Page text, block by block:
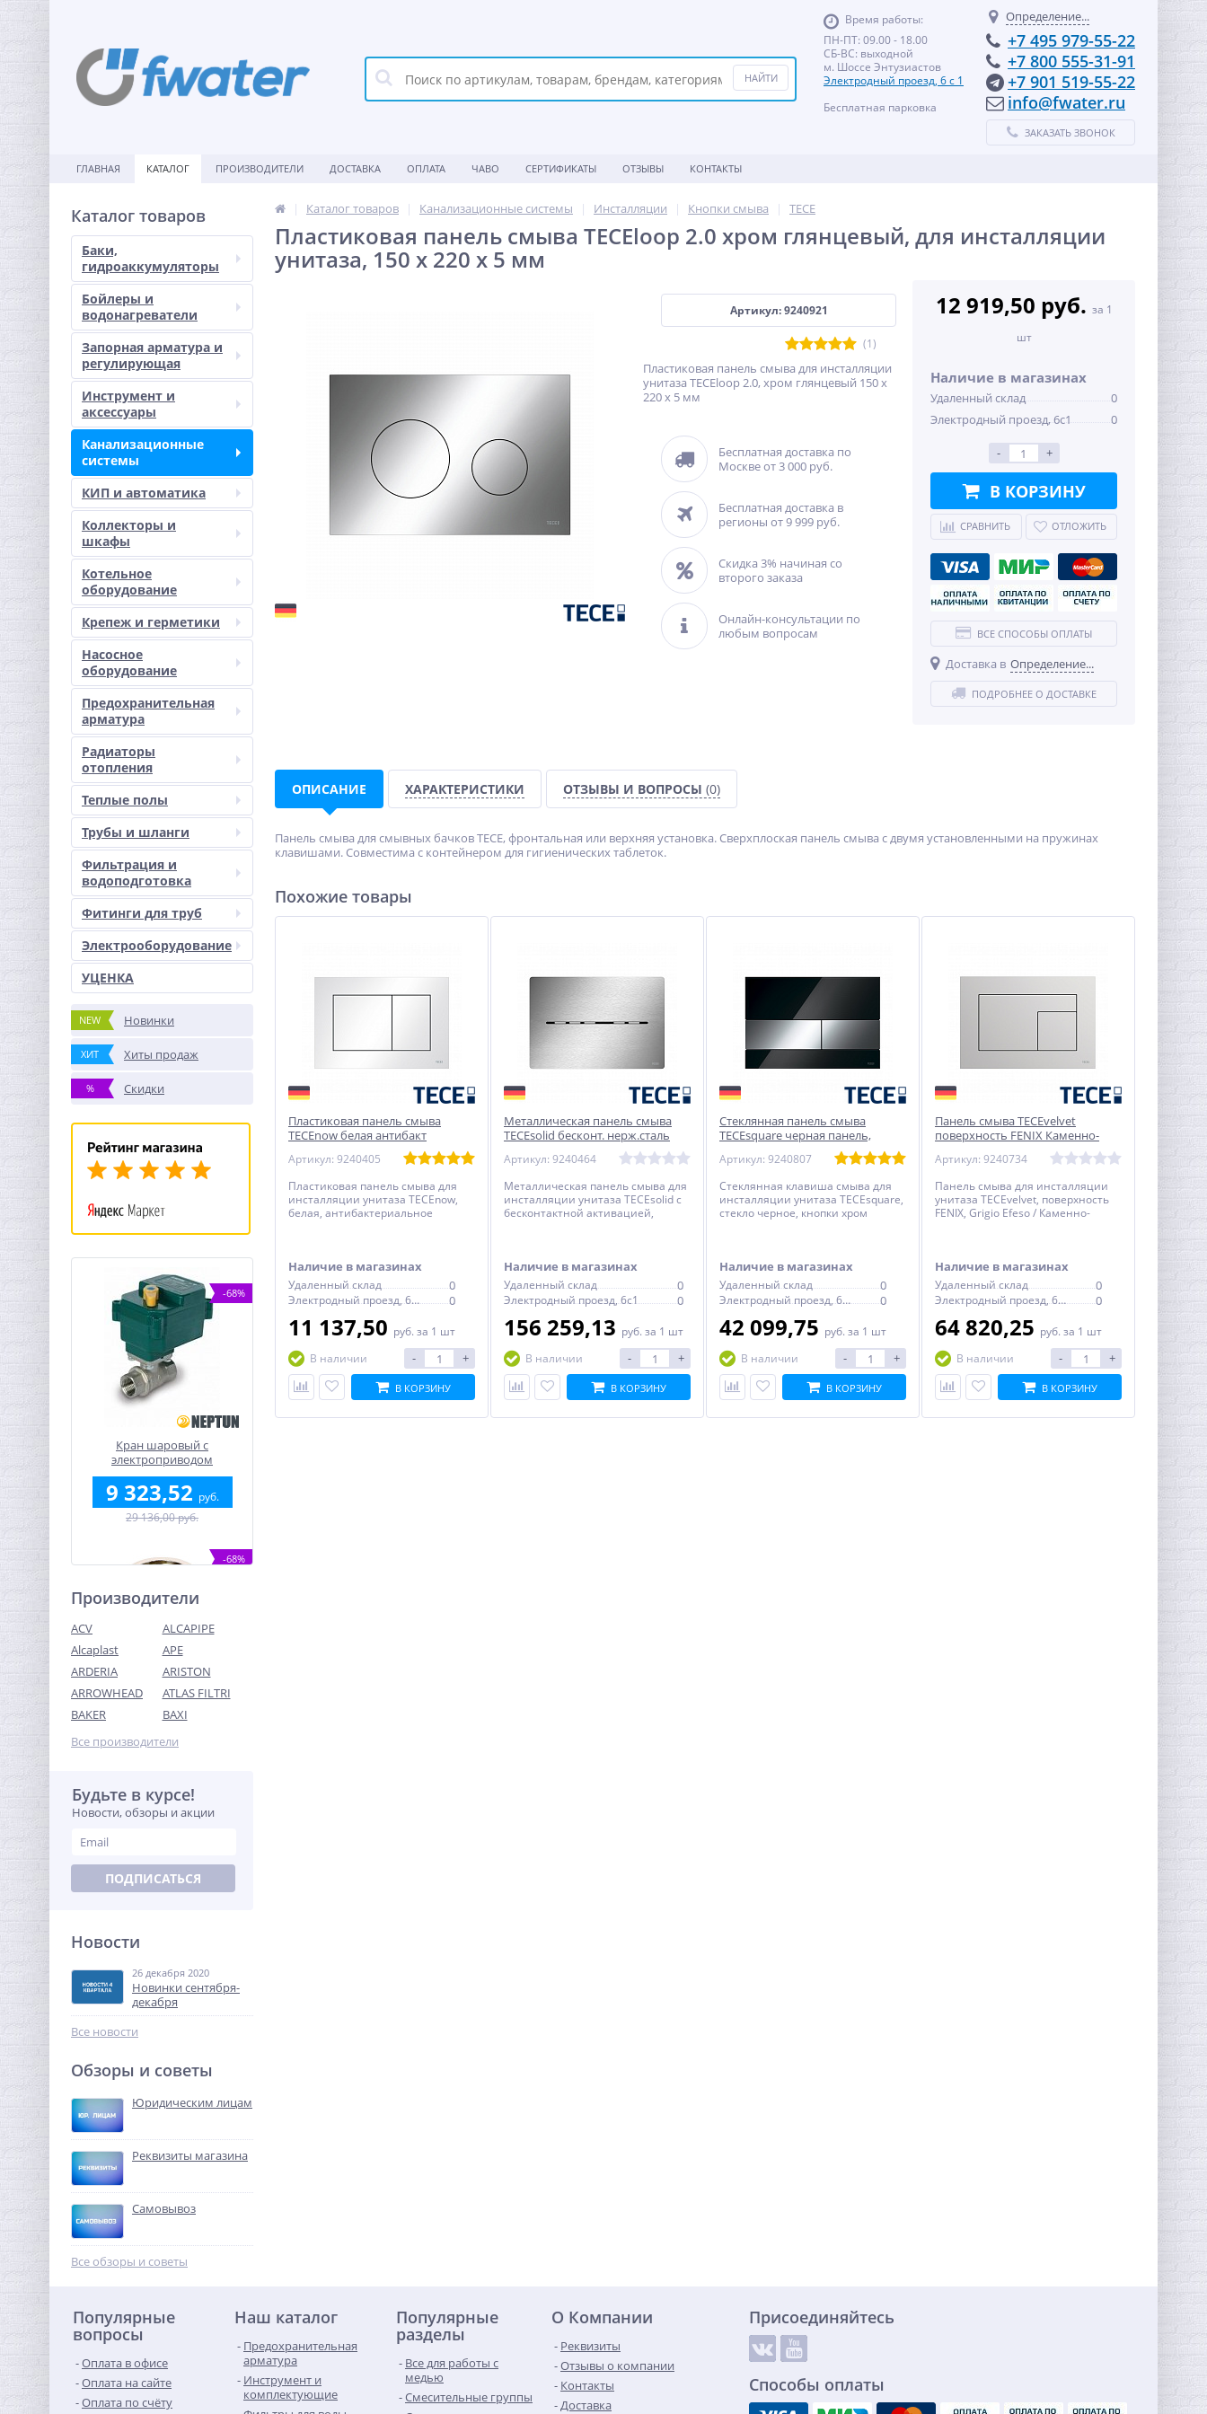
Время работы:
ПН-ПТ: 09.00 - 18.00
СБ-ВС: выходной
м. Шоссе Энтузиастов
Электродный проезд, 6 с 1
Бесплатная парковка
Определение...
+7 495 979-55-22
+7 800 555-31-91
+7 901 519-55-22
info@fwater.ru
ЗАКАЗАТЬ ЗВОНОК
ГЛАВНАЯ КАТАЛОГ ПРОИЗВОДИТЕЛИ ДОСТАВКА ОПЛАТА ЧАВО СЕРТИФИКАТЫ ОТЗЫВЫ КОНТАКТЫ
Каталог товаров
Баки,
гидроаккумуляторы
Бойлеры и
водонагреватели
Запорная арматура и
регулирующая
Инструмент и
аксессуары
Канализационные
системы
КИП и автоматика
Коллекторы и
шкафы
Котельное
оборудование
Крепеж и герметики
Насосное
оборудование
Предохранительная
арматура
Радиаторы
отопления
Теплые полы
Трубы и шланги
Фильтрация и
водоподготовка
Фитинги для труб
Электрооборудование
УЦЕНКА
NEW Новинки
ХИТ Хиты продаж
% Скидки
-68%
Кран шаровый с
электроприводом
BugattiPro 12В 3/4"
9 323,52 руб.
29 136,00 руб.
-68%
Тройник резьбовой (ВР)
1/2" никель UNI-FITT
233,92
Ниппель резьбовой 2" (НР)
никель UNI-FITT
916,80
Муфта резьбовая 3/8" x
3/8" (ВР) никель UNI-FITT
487,00 руб.
-68%
Производители
ACV
ALCAPIPE
Alcaplast
APE
ARDERIA
ARISTON
ARROWHEAD
ATLAS FILTRI
BAKER
BAXI
Все производители
Будьте в курсе!
Новости, обзоры и акции
ПОДПИСАТЬСЯ
Новости
26 декабря 2020
Новинки сентября-
декабря
Все новости
Обзоры и советы
Юридическим лицам
Реквизиты магазина
Самовывоз
Все обзоры и советы
Каталог товаров Канализационные системы Инсталляции Кнопки смыва TECE
Пластиковая панель смыва TECEloop 2.0 хром глянцевый, для инсталляции
унитаза, 150 x 220 x 5 мм
Артикул: 9240921
(1)
Пластиковая панель смыва для инсталляции
унитаза TECEloop 2.0, хром глянцевый 150 x
220 x 5 мм
Бесплатная доставка по
Москве от 3 000 руб.
Бесплатная доставка в
регионы от 9 999 руб.
Скидка 3% начиная со
второго заказа
Онлайн-консультации по
любым вопросам
12 919,50 руб. за 1
шт
Наличие в магазинах
Удаленный склад
0
Электродный проезд, 6с1
0
- +
В КОРЗИНУ
СРАВНИТЬ ОТЛОЖИТЬ
ВСЕ СПОСОБЫ ОПЛАТЫ
Доставка в Определение...
ПОДРОБНЕЕ О ДОСТАВКЕ
ОПИСАНИЕ ХАРАКТЕРИСТИКИ ОТЗЫВЫ И ВОПРОСЫ (0)
Панель смыва для смывных бачков TECE, фронтальная или верхняя установка. Сверхплоская панель смыва с двумя установленными на пружинах
клавишами. Совместима с контейнером для гигиенических таблеток.
Похожие товары
Пластиковая панель смыва
TECEnow белая антибакт
покрытие для инсталляции
унитаза 150 x 220 x 5 мм
Артикул: 9240405
Пластиковая панель смыва для
инсталляции унитаза TECEnow,
белая, антибактериальное
Наличие в магазинах
Удаленный склад 0
Электродный проезд, 6с1 0
11 137,50 руб. за 1 шт
В наличии
- +
В КОРЗИНУ
Металлическая панель смыва
TECEsolid бесконт. нерж.сталь
для инсталляции унитаза 220 x
150 x 6 мм
Артикул: 9240464
Металлическая панель смыва для
инсталляции унитаза TECEsolid с
бесконтактной активацией,
мм
Наличие в магазинах
Удаленный склад 0
Электродный проезд, 6с1 0
156 259,13 руб. за 1 шт
В наличии
- +
В КОРЗИНУ
Стеклянная панель смыва
TECEsquare черная панель,
клавиши хром глянцевый, 150 x
220 x 11 мм
Артикул: 9240807
Стеклянная клавиша смыва для
инсталляции унитаза TECEsquare,
стекло черное, кнопки хром
Наличие в магазинах
Удаленный склад 0
Электродный проезд, 6с1 0
42 099,75 руб. за 1 шт
В наличии
- +
В КОРЗИНУ
Панель смыва TECEvelvet
поверхность FENIX Каменно-
серая для инсталляции унитаза
150 x 220 x 5 мм
Артикул: 9240734
Панель смыва для инсталляции
унитаза TECEvelvet, поверхность
FENIX, Grigio Efeso / Каменно-
Наличие в магазинах
Удаленный склад 0
Электродный проезд, 6с1 0
64 820,25 руб. за 1 шт
В наличии
- +
В КОРЗИНУ
Популярные
вопросы
Оплата в офисе
Оплата на сайте
Оплата по счёту
Наш каталог
Предохранительная
арматура
Инструмент и
комплектующие
Популярные
разделы
Все для работы с
медью
Смесительные группы
О Компании
Реквизиты
Отзывы о компании
Контакты
Доставка
Присоединяйтесь
Способы оплаты